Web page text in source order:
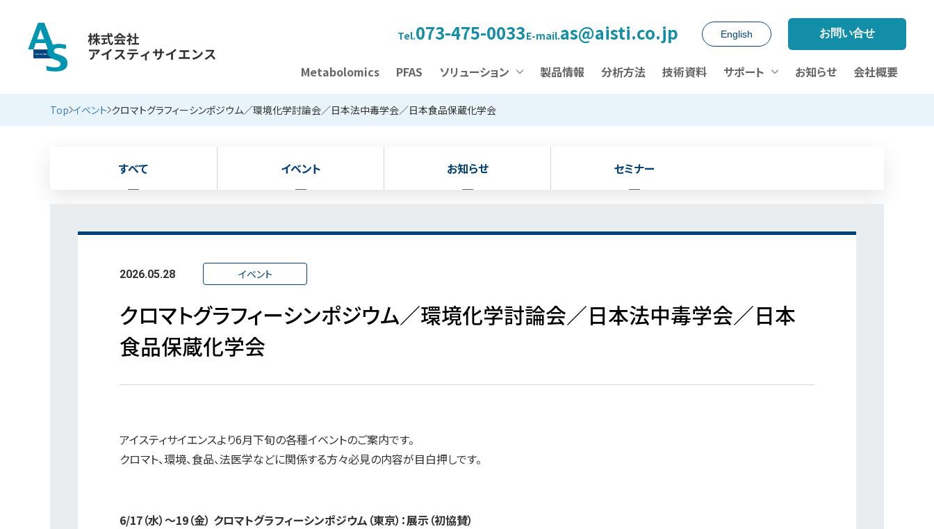
Tel.073-475-0033E-mail.as@aisti.co.jp English お問い合せ
Metabolomics PFAS ソリューション 製品情報 分析方法 技術資料 サポート お知らせ 会社概要
Top イベント クロマトグラフィーシンポジウム／環境化学討論会／日本法中毒学会／日本食品保蔵化学会
新着情報
すべて イベント お知らせ セミナー
2026.05.28 イベント
クロマトグラフィーシンポジウム／環境化学討論会／日本法中毒学会／日本
食品保蔵化学会
アイスティサイエンスより6月下旬の各種イベントのご案内です。
クロマト、環境、食品、法医学などに関係する方々必見の内容が目白押しです。
6/17（水）～19（金） クロマトグラフィーシンポジウム（東京）：展示（初協賛）